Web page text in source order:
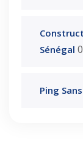
Sénégal
Ping